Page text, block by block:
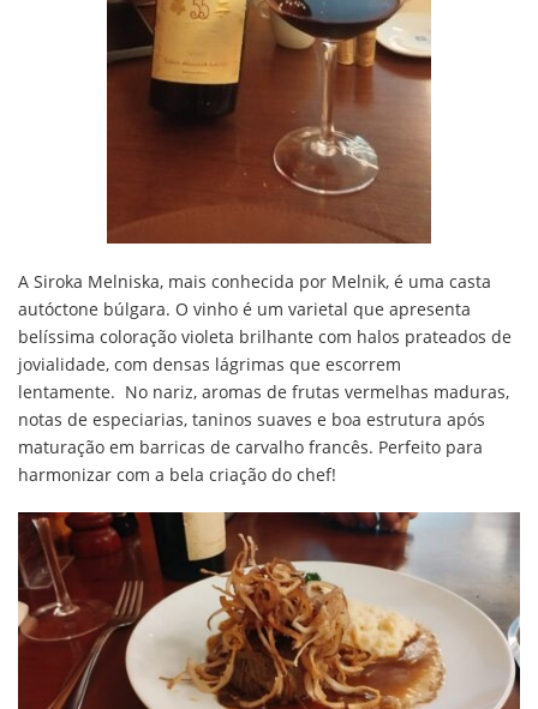
A Siroka Melniska, mais conhecida por Melnik, é uma casta
autóctone búlgara. O vinho é um varietal que apresenta
belíssima coloração violeta brilhante com halos prateados de
jovialidade, com densas lágrimas que escorrem
lentamente. No nariz, aromas de frutas vermelhas maduras,
notas de especiarias, taninos suaves e boa estrutura após
maturação em barricas de carvalho francês. Perfeito para
harmonizar com a bela criação do chef!